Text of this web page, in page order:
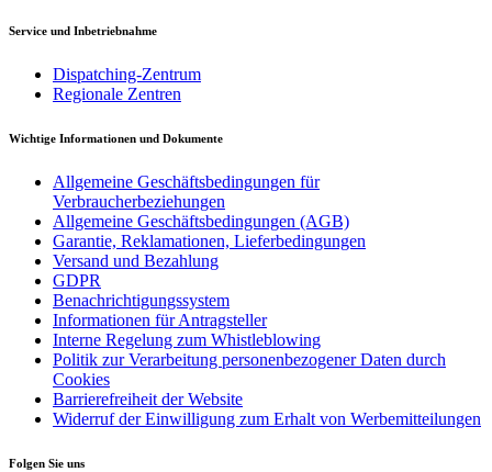
Service und Inbetriebnahme
Dispatching-Zentrum
Regionale Zentren
Wichtige Informationen und Dokumente
Allgemeine Geschäftsbedingungen für
Verbraucherbeziehungen
Allgemeine Geschäftsbedingungen (AGB)
Garantie, Reklamationen, Lieferbedingungen
Versand und Bezahlung
GDPR
Benachrichtigungssystem
Informationen für Antragsteller
Interne Regelung zum Whistleblowing
Politik zur Verarbeitung personenbezogener Daten durch
Cookies
Barrierefreiheit der Website
Widerruf der Einwilligung zum Erhalt von Werbemitteilungen
Folgen Sie uns